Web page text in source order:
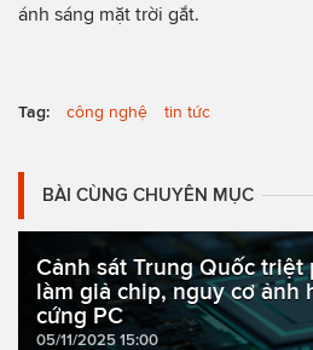
ánh sáng mặt trời gắt.
Tag: công nghệ tin tức
BÀI CÙNG CHUYÊN MỤC
Cảnh sát Trung Quốc triệt
làm giả chip, nguy cơ ảnh
cứng PC
05/11/2025 15:00